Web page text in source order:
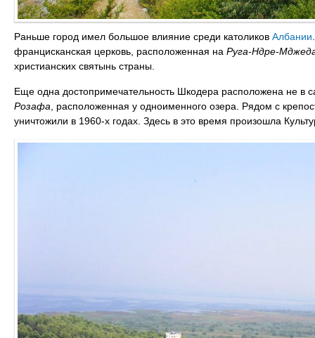
Раньше город имел большое влияние среди католиков Албании
францисканская церковь, расположенная на Руга-Ндре-
христианских святынь страны.
Еще одна достопримечательность Шкодера расположена не в
Розафа , расположенная у одноименного озера. Рядом с
уничтожили в 1960-х годах. Здесь в это время произошла